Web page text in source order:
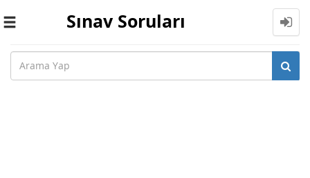
Toggle
Sınav Soruları